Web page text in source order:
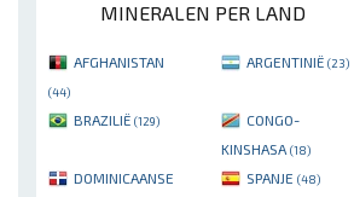
MINERALEN PER LAND
AFGHANISTAN
(44)
ARGENTINIË (23)
BRAZILIË (129)
CONGO-
KINSHASA (18)
DOMINICAANSE
SPANJE (48)